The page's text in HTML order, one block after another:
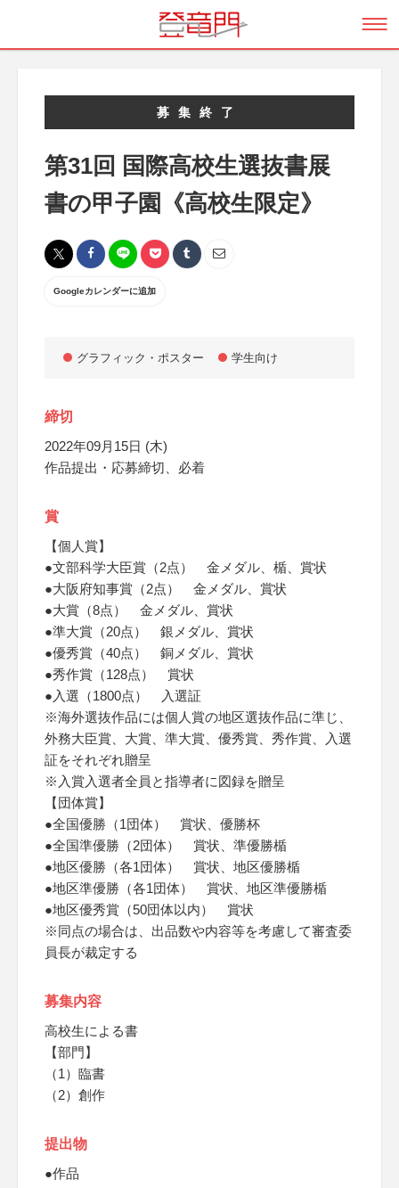
募集終了
第31回 国際高校生選抜書展
書の甲子園《高校生限定》
Googleカレンダーに追加
グラフィック・ポスター 学生向け
締切
2022年09月15日 (木)
作品提出・応募締切、必着
賞
【個人賞】
●文部科学大臣賞（2点） 金メダル、楯、賞状
●大阪府知事賞（2点） 金メダル、賞状
●大賞（8点） 金メダル、賞状
●準大賞（20点） 銀メダル、賞状
●優秀賞（40点） 銅メダル、賞状
●秀作賞（128点） 賞状
●入選（1800点） 入選証
※海外選抜作品には個人賞の地区選抜作品に準じ、
外務大臣賞、大賞、準大賞、優秀賞、秀作賞、入選
証をそれぞれ贈呈
※入賞入選者全員と指導者に図録を贈呈
【団体賞】
●全国優勝（1団体） 賞状、優勝杯
●全国準優勝（2団体） 賞状、準優勝楯
●地区優勝（各1団体） 賞状、地区優勝楯
●地区準優勝（各1団体） 賞状、地区準優勝楯
●地区優秀賞（50団体以内） 賞状
※同点の場合は、出品数や内容等を考慮して審査委
員長が裁定する
募集内容
高校生による書
【部門】
（1）臨書
（2）創作
提出物
●作品